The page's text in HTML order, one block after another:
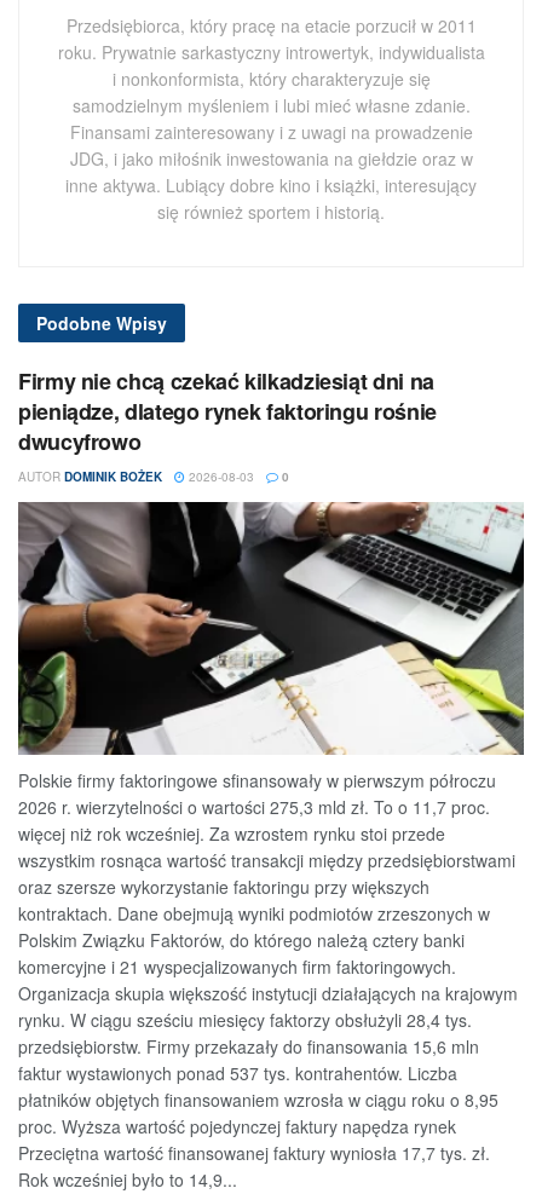
Przedsiębiorca, który pracę na etacie porzucił w 2011
roku. Prywatnie sarkastyczny introwertyk, indywidualista
i nonkonformista, który charakteryzuje się
samodzielnym myśleniem i lubi mieć własne zdanie.
Finansami zainteresowany i z uwagi na prowadzenie
JDG, i jako miłośnik inwestowania na giełdzie oraz w
inne aktywa. Lubiący dobre kino i książki, interesujący
się również sportem i historią.
Podobne Wpisy
Firmy nie chcą czekać kilkadziesiąt dni na
pieniądze, dlatego rynek faktoringu rośnie
dwucyfrowo
AUTOR DOMINIK BOŻEK 2026-08-03 0
Polskie firmy faktoringowe sfinansowały w pierwszym półroczu
2026 r. wierzytelności o wartości 275,3 mld zł. To o 11,7 proc.
więcej niż rok wcześniej. Za wzrostem rynku stoi przede
wszystkim rosnąca wartość transakcji między przedsiębiorstwami
oraz szersze wykorzystanie faktoringu przy większych
kontraktach. Dane obejmują wyniki podmiotów zrzeszonych w
Polskim Związku Faktorów, do którego należą cztery banki
komercyjne i 21 wyspecjalizowanych firm faktoringowych.
Organizacja skupia większość instytucji działających na krajowym
rynku. W ciągu sześciu miesięcy faktorzy obsłużyli 28,4 tys.
przedsiębiorstw. Firmy przekazały do finansowania 15,6 mln
faktur wystawionych ponad 537 tys. kontrahentów. Liczba
płatników objętych finansowaniem wzrosła w ciągu roku o 8,95
proc. Wyższa wartość pojedynczej faktury napędza rynek
Przeciętna wartość finansowanej faktury wyniosła 17,7 tys. zł.
Rok wcześniej było to 14,9...